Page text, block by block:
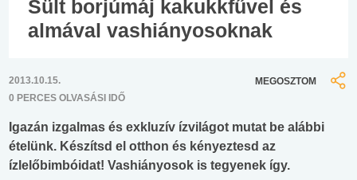
Sült borjúmáj kakukkfűvel és
almával vashiányosoknak
2013.10.15.
0 PERCES OLVASÁSI IDŐ
MEGOSZTOM
Igazán izgalmas és exkluzív ízvilágot mutat be alábbi
ételünk. Készítsd el otthon és kényeztesd az
ízlelőbimbóidat! Vashiányosok is tegyenek így.